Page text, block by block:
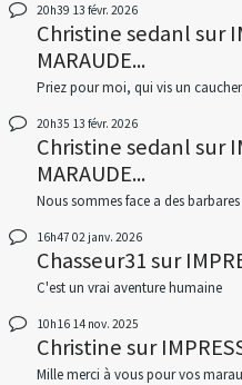
20h39 13 févr. 2026
Christine sedanlsur
MARAUDE...
Priez pour moi, qui vis un
20h35 13 févr. 2026
Christine sedanlsur
MARAUDE...
Nous sommes face a des
16h47 02 janv. 2026
Chasseur31sur
C'est un vrai aventure humaine
10h16 14 nov. 2025
Christinesur
Mille merci à vous pour vos